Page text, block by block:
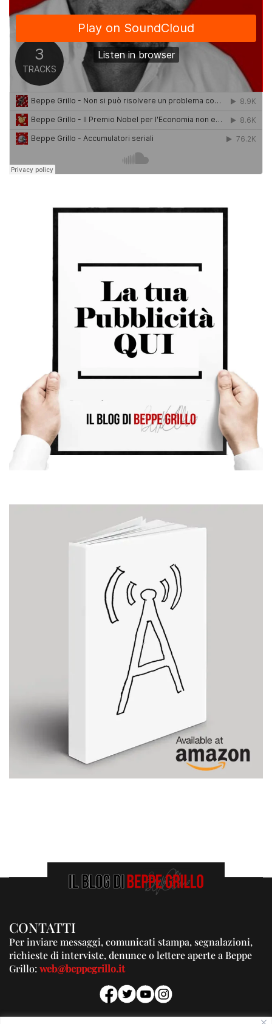
CONTATTI
Per inviare messaggi, comunicati stampa, segnalazioni,
richieste di interviste, denunce o lettere aperte a Beppe
Grillo:web@beppegrillo.it